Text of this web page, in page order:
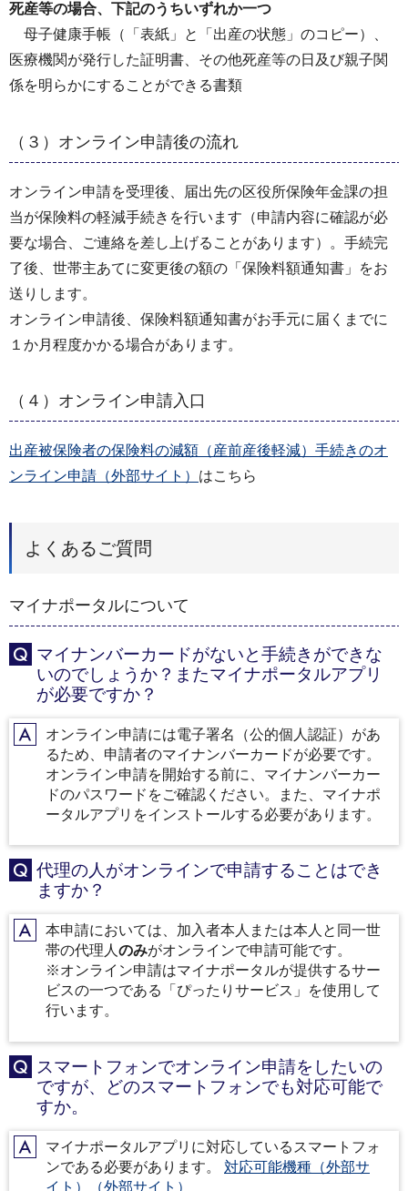
死産等の場合、下記のうちいずれか一つ
母子健康手帳（「表紙」と「出産の状態」のコピー）、
医療機関が発行した証明書、その他死産等の日及び親子関
係を明らかにすることができる書類
（３）オンライン申請後の流れ
オンライン申請を受理後、届出先の区役所保険年金課の担
当が保険料の軽減手続きを行います（申請内容に確認が必
要な場合、ご連絡を差し上げることがあります）。手続完
了後、世帯主あてに変更後の額の「保険料額通知書」をお
送りします。
オンライン申請後、保険料額通知書がお手元に届くまでに
１か月程度かかる場合があります。
（４）オンライン申請入口
出産被保険者の保険料の減額（産前産後軽減）手続きのオ
ンライン申請（外部サイト） はこちら
よくあるご質問
マイナポータルについて
Q
マイナンバーカードがないと手続きができな
いのでしょうか？またマイナポータルアプリ
が必要ですか？
Aオンライン申請には電子署名（公的個人認証）があ
るため、申請者のマイナンバーカードが必要です。
オンライン申請を開始する前に、マイナンバーカー
ドのパスワードをご確認ください。また、マイナポ
ータルアプリをインストールする必要があります。
Q
代理の人がオンラインで申請することはでき
ますか？
A本申請においては、加入者本人または本人と同一世
帯の代理人 のみがオンラインで申請可能です。
※オンライン申請はマイナポータルが提供するサー
ビスの一つである「ぴったりサービス」を使用して
行います。
Q
スマートフォンでオンライン申請をしたいの
ですが、どのスマートフォンでも対応可能で
すか。
Aマイナポータルアプリに対応しているスマートフォ
ンである必要があります。 対応可能機種（外部サ
イト）（外部サイト）